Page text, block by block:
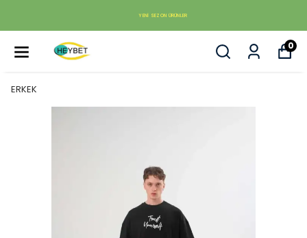
YENI SEZON ÜRÜNLER
0
ERKEK